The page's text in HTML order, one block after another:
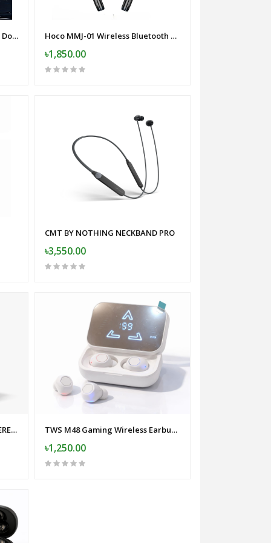
Electric Shaver MINI Magnetic Double Blade Hoco MMJ-01 Wireless Bluetooth Neckband
৳1,850.00
CMT BY NOTHING NECKBAND PRO
৳3,550.00
BILATERAL TRUE WIRELESS STEREO HEADSET TWS M48 Gaming Wireless Earbuds
৳1,250.00